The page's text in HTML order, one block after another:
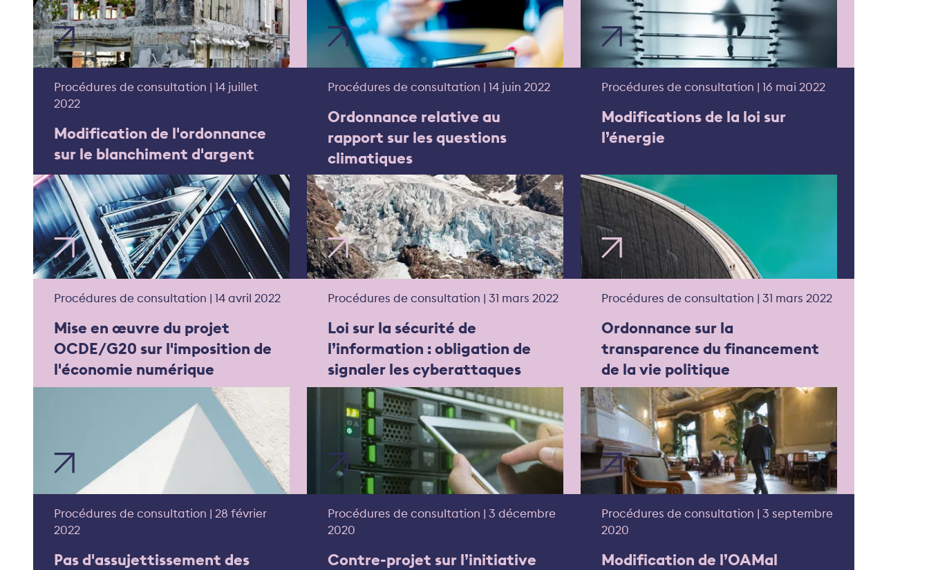
Procédures de consultation | 14 juillet
2022
Modification de l'ordonnance
sur le blanchiment d'argent
Procédures de consultation | 14 juin 2022
Ordonnance relative au
rapport sur les questions
climatiques
Procédures de consultation | 16 mai 2022
Modifications de la loi sur
l’énergie
Procédures de consultation | 14 avril 2022
Mise en œuvre du projet
OCDE/G20 sur l'imposition de
l'économie numérique
Procédures de consultation | 31 mars 2022
Loi sur la sécurité de
l’information : obligation de
signaler les cyberattaques
Procédures de consultation | 31 mars 2022
Ordonnance sur la
transparence du financement
de la vie politique
Procédures de consultation | 28 février
2022
Pas d'assujettissement des
Procédures de consultation | 3 décembre
2020
Contre-projet sur l’initiative
Procédures de consultation | 3 septembre
2020
Modification de l’OAMal